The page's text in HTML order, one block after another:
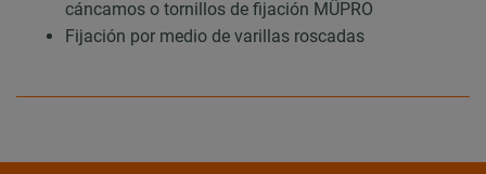
cáncamos o tornillos de fijación MÜPRO
Fijación por medio de varillas roscadas